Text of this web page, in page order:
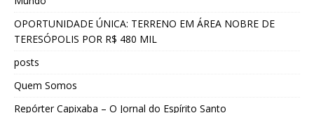
OPORTUNIDADE ÚNICA: TERRENO EM ÁREA NOBRE DE
TERESÓPOLIS POR R$ 480 MIL
posts
Quem Somos
Repórter Capixaba – O Jornal do Espírito Santo